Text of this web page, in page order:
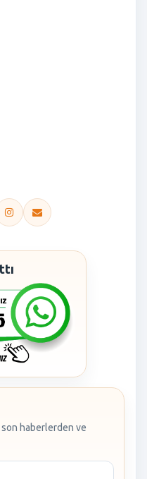
haberlerden ve